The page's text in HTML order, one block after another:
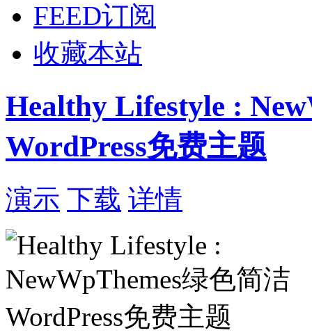
FEED订阅
收藏本站
Healthy Lifestyle :
WordPress免费主题
演示 下载 详情